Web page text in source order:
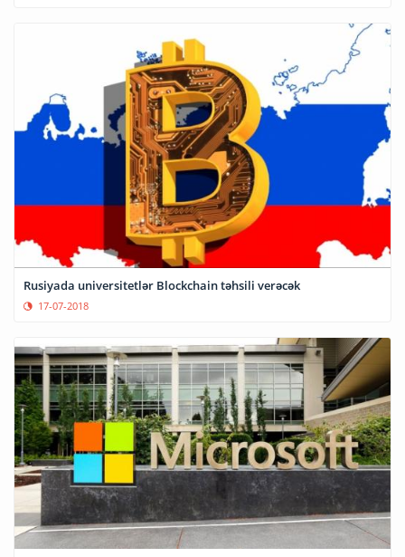
Rusiyada universitetlər Blockchain təhsili verəcək
17-07-2018